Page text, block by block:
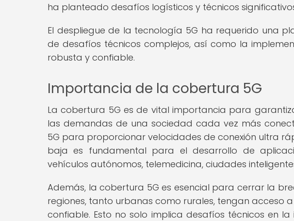
ha planteado desafíos logísticos y técnicos
El despliegue de la tecnología 5G ha requerido una
de desafíos técnicos complejos, así como la
robusta y confiable.
Importancia de la cobertura 5G
La cobertura 5G es de vital importancia para
las demandas de una sociedad cada vez más
5G para proporcionar velocidades de conexión ultra
baja es fundamental para el desarrollo de
vehículos autónomos, telemedicina, ciudades
Además, la cobertura 5G es esencial para cerrar la
regiones, tanto urbanas como rurales, tengan acceso
confiable. Esto no solo implica desafíos técnicos en